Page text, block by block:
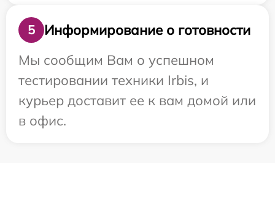
5
Информирование о готовности
Мы сообщим Вам о успешном
тестировании техники Irbis, и
курьер доставит ее к вам домой или
в офис.